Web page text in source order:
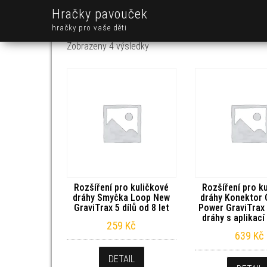
Hračky pavouček
hračky pro vaše děti
Zobrazeny 4 výsledkySeřazeno od nejnovějších
Rozšíření pro kuličkové
dráhy Smyčka Loop New
GraviTrax 5 dílů od 8 let
259 Kč
DETAIL
Rozšíření pro
dráhy Konektor
Power
dráhy s
639 Kč